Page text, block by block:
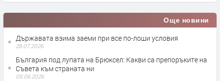
Още новини
Държавата взима заеми при все по-лоши условия
28.07.2026
България под лупата на Брюксел: Какви са препоръките на
Съвета към страната ни
05.06.2026